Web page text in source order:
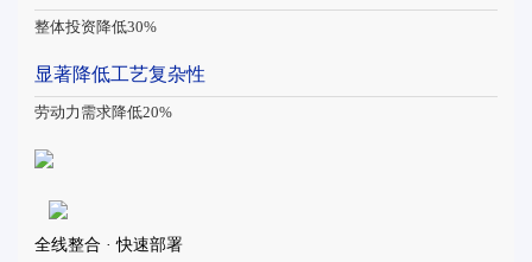
整体投资降低30%
显著降低工艺复杂性
劳动力需求降低20%
全线整合 · 快速部署